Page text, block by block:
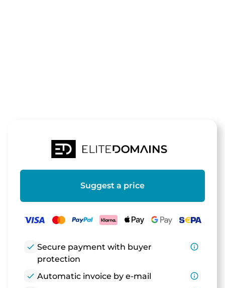
Suggest a price
check Secure payment with buyer
protection
info_outline
check Automatic invoice by e-mail
info_outline